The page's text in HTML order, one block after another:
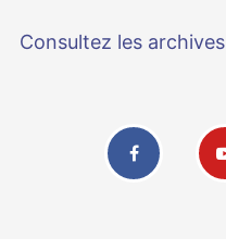
Consultez les archives